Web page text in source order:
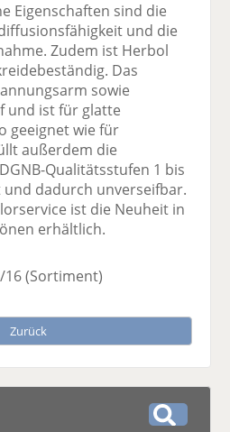
Eigenschaften sind die
und die
Zudem ist Herbol
Das
sowie
und ist für glatte
geeignet wie für
außerdem die
Qualitätsstufen 1 bis
dadurch unverseifbar.
ist die Neuheit in
erhältlich.
16(Sortiment)
Zurück